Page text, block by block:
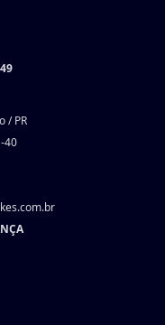
/ PR
40